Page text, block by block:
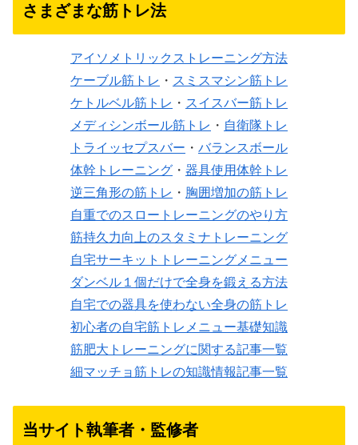
さまざまな筋トレ法
アイソメトリックストレーニング方法
ケーブル筋トレ ・ スミスマシン筋トレ
ケトルベル筋トレ ・ スイスバー筋トレ
メディシンボール筋トレ ・ 自衛隊トレ
トライッセプスバー ・ バランスボール
体幹トレーニング ・ 器具使用体幹トレ
逆三角形の筋トレ ・ 胸囲増加の筋トレ
自重でのスロートレーニングのやり方
筋持久力向上のスタミナトレーニング
自宅サーキットトレーニングメニュー
ダンベル１個だけで全身を鍛える方法
自宅での器具を使わない全身の筋トレ
初心者の自宅筋トレメニュー基礎知識
筋肥大トレーニングに関する記事一覧
細マッチョ筋トレの知識情報記事一覧
当サイト執筆者・監修者